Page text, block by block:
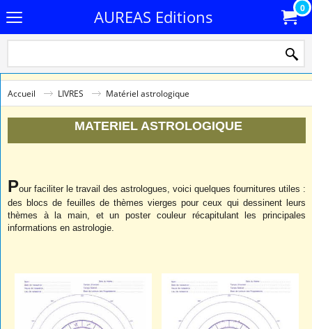
AUREAS Editions 0
Accueil LIVRES Matériel astrologique
MATERIEL ASTROLOGIQUE
Pour faciliter le travail des astrologues, voici quelques fournitures utiles :
des blocs de feuilles de thèmes vierges pour ceux qui dessinent leurs
thèmes à la main, et un poster couleur récapitulant les principales
informations en astrologie.